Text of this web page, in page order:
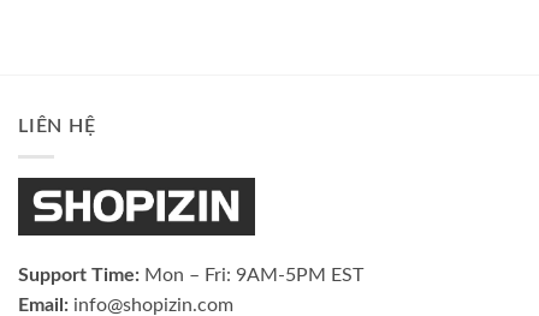
LIÊN HỆ
Support Time: Mon – Fri: 9AM-5PM EST
Email: info@shopizin.com